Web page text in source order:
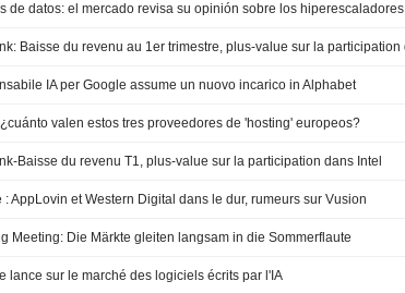
de datos: el mercado revisa su opinión sobre los hiperescaladores
IA per Google assume un nuovo incarico in Alphabet
valen estos tres proveedores de 'hosting' europeos?
Baisse du revenu T1, plus-value sur la participation dans Intel
: AppLovin et Western Digital dans le dur, rumeurs sur Vusion
Meeting: Die Märkte gleiten langsam in die Sommerflaute
lance sur le marché des logiciels écrits par l'IA